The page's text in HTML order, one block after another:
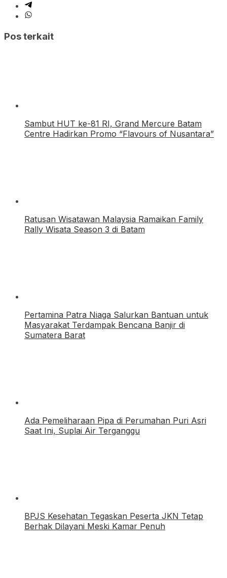
Pos terkait
Sambut HUT ke-81 RI, Grand Mercure Batam
Centre Hadirkan Promo “Flavours of Nusantara”
Ratusan Wisatawan Malaysia Ramaikan Family
Rally Wisata Season 3 di Batam
Pertamina Patra Niaga Salurkan Bantuan untuk
Masyarakat Terdampak Bencana Banjir di
Sumatera Barat
Ada Pemeliharaan Pipa di Perumahan Puri Asri
Saat Ini, Suplai Air Terganggu
BPJS Kesehatan Tegaskan Peserta JKN Tetap
Berhak Dilayani Meski Kamar Penuh